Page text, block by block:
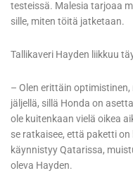
testeissä. Malesia tarjoaa
sille, miten töitä jatketaan.
Tallikaveri Hayden liikkuu
– Olen erittäin
jäljellä, sillä Honda on
ole kuitenkaan vielä oikea
se ratkaisee, että paketti
käynnistyy Qatarissa,
oleva Hayden.